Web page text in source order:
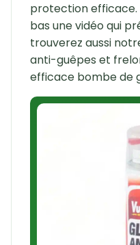
protection efficace.
bas une vidéo qui
trouverez aussi
anti-guêpes et
efficace bombe de